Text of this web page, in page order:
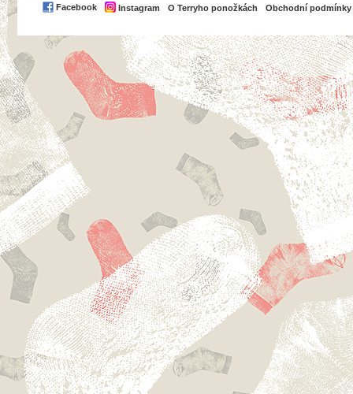
Facebook Instagram O Terryho ponožkách Obchodní podmínky
PayPal